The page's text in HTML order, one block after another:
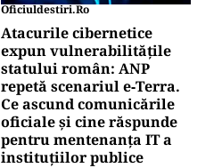
Oficiuldestiri.ro
Atacurile cibernetice
expun vulnerabilitățile
statului român: ANP
repetă scenariul e‑Terra.
Ce ascund comunicările
oficiale și cine răspunde
pentru mentenanța IT a
instituțiilor publice